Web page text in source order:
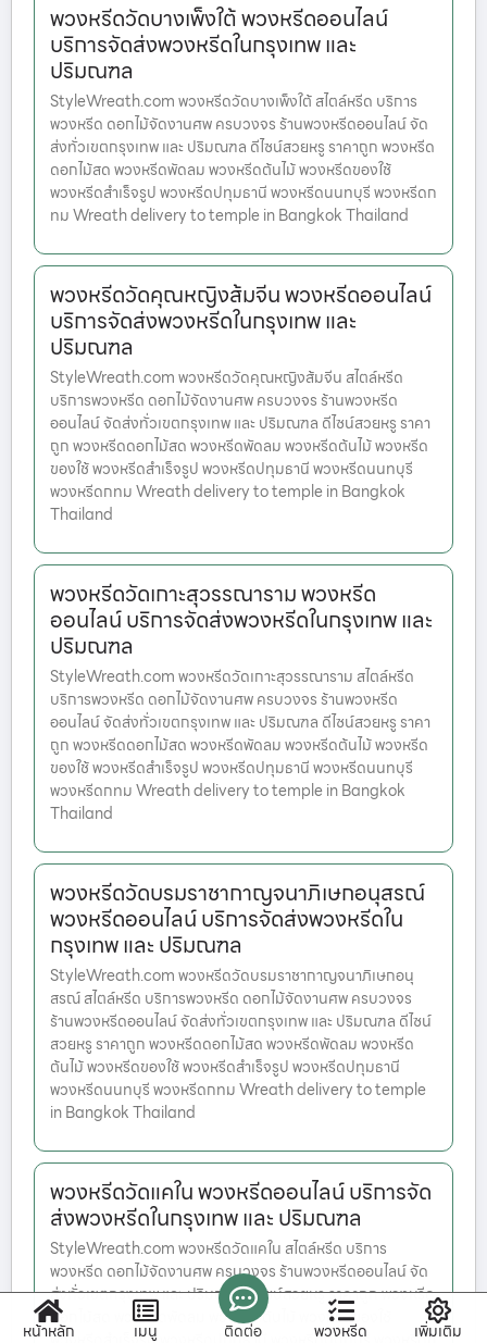
พวงหรีดวัดบางเพ็งใต้ พวงหรีดออนไลน์
บริการจัดส่งพวงหรีดในกรุงเทพ และ
ปริมณฑล
StyleWreath.com พวงหรีดวัดบางเพ็งใต้ สไตล์หรีด บริการ
พวงหรีด ดอกไม้จัดงานศพ ครบวงจร ร้านพวงหรีดออนไลน์ จัด
ส่งทั่วเขตกรุงเทพ และ ปริมณฑล ดีไซน์สวยหรู ราคาถูก พวงหรีด
ดอกไม้สด พวงหรีดพัดลม พวงหรีดต้นไม้ พวงหรีดของใช้
พวงหรีดสำเร็จรูป พวงหรีดปทุมธานี พวงหรีดนนทบุรี พวงหรีดก
ทม Wreath delivery to temple in Bangkok Thailand
พวงหรีดวัดคุณหญิงส้มจีน พวงหรีดออนไลน์
บริการจัดส่งพวงหรีดในกรุงเทพ และ
ปริมณฑล
StyleWreath.com พวงหรีดวัดคุณหญิงส้มจีน สไตล์หรีด
บริการพวงหรีด ดอกไม้จัดงานศพ ครบวงจร ร้านพวงหรีด
ออนไลน์ จัดส่งทั่วเขตกรุงเทพ และ ปริมณฑล ดีไซน์สวยหรู ราคา
ถูก พวงหรีดดอกไม้สด พวงหรีดพัดลม พวงหรีดต้นไม้ พวงหรีด
ของใช้ พวงหรีดสำเร็จรูป พวงหรีดปทุมธานี พวงหรีดนนทบุรี
พวงหรีดกทม Wreath delivery to temple in Bangkok
Thailand
พวงหรีดวัดเกาะสุวรรณาราม พวงหรีด
ออนไลน์ บริการจัดส่งพวงหรีดในกรุงเทพ และ
ปริมณฑล
StyleWreath.com พวงหรีดวัดเกาะสุวรรณาราม สไตล์หรีด
บริการพวงหรีด ดอกไม้จัดงานศพ ครบวงจร ร้านพวงหรีด
ออนไลน์ จัดส่งทั่วเขตกรุงเทพ และ ปริมณฑล ดีไซน์สวยหรู ราคา
ถูก พวงหรีดดอกไม้สด พวงหรีดพัดลม พวงหรีดต้นไม้ พวงหรีด
ของใช้ พวงหรีดสำเร็จรูป พวงหรีดปทุมธานี พวงหรีดนนทบุรี
พวงหรีดกทม Wreath delivery to temple in Bangkok
Thailand
พวงหรีดวัดบรมราชากาญจนาภิเษกอนุสรณ์
พวงหรีดออนไลน์ บริการจัดส่งพวงหรีดใน
กรุงเทพ และ ปริมณฑล
StyleWreath.com พวงหรีดวัดบรมราชากาญจนาภิเษกอนุ
สรณ์ สไตล์หรีด บริการพวงหรีด ดอกไม้จัดงานศพ ครบวงจร
ร้านพวงหรีดออนไลน์ จัดส่งทั่วเขตกรุงเทพ และ ปริมณฑล ดีไซน์
สวยหรู ราคาถูก พวงหรีดดอกไม้สด พวงหรีดพัดลม พวงหรีด
ต้นไม้ พวงหรีดของใช้ พวงหรีดสำเร็จรูป พวงหรีดปทุมธานี
พวงหรีดนนทบุรี พวงหรีดกทม Wreath delivery to temple
in Bangkok Thailand
พวงหรีดวัดแคใน พวงหรีดออนไลน์ บริการจัด
ส่งพวงหรีดในกรุงเทพ และ ปริมณฑล
StyleWreath.com พวงหรีดวัดแคใน สไตล์หรีด บริการ
พวงหรีด ดอกไม้จัดงานศพ ครบวงจร ร้านพวงหรีดออนไลน์ จัด
ส่งทั่วเขตกรุงเทพ และ ปริมณฑล ดีไซน์สวยหรู ราคาถูก พวงหรีด
ดอกไม้สด พวงหรีดพัดลม พวงหรีดต้นไม้ พวงหรีดของใช้
หน้าหลัก เมนู ติดต่อ พวงหรีด เพิ่มเติม